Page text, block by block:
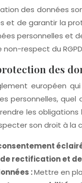
des données
et de garantir la
personnelles et
non-respect du
des
européen
personnelles,
les
son droit à la
rectification et
:Mettre en